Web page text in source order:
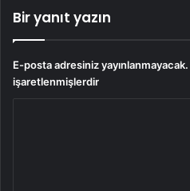
Bir yanıt yazın
E-posta adresiniz yayınlanmayacak.
işaretlenmişlerdir